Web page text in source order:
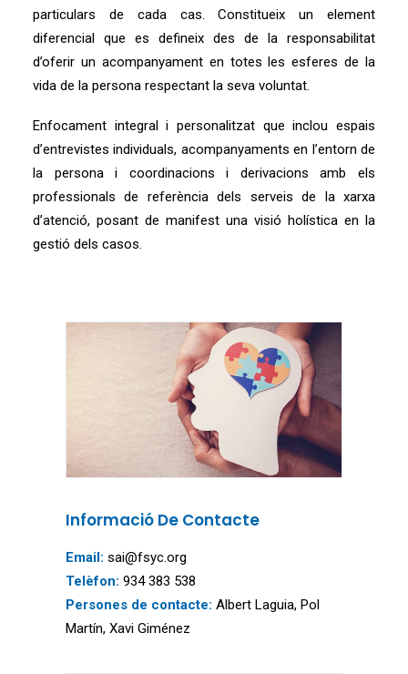
particulars de cada cas. Constitueix un element
diferencial que es defineix des de la responsabilitat
d’oferir un acompanyament en totes les esferes de la
vida de la persona respectant la seva voluntat.
Enfocament integral i personalitzat que inclou espais
d’entrevistes individuals, acompanyaments en l’entorn de
la persona i coordinacions i derivacions amb els
professionals de referència dels serveis de la xarxa
d’atenció, posant de manifest una visió holística en la
gestió dels casos.
Informació De Contacte
Email: sai@fsyc.org
Telèfon: 934 383 538
Persones de contacte: Albert Laguia, Pol
Martín, Xavi Giménez